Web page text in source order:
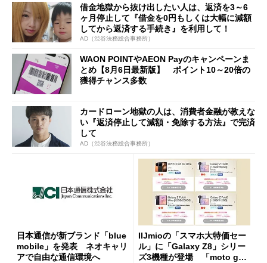
借金地獄から抜け出したい人は、返済を3～6
ヶ月停止して『借金を0円もしくは大幅に減額
してから返済する手続き』を利用して！
AD（渋谷法務総合事務所）
WAON POINTやAEON Payのキャンペーンま
とめ【8月6日最新版】 ポイント10～20倍の
獲得チャンス多数
カードローン地獄の人は、消費者金融が教えな
い『返済停止して減額・免除する方法』で完済
して
AD（渋谷法務総合事務所）
日本通信が新ブランド「blue
mobile」を発表 ネオキャリ
アで自由な通信環境へ
IIJmioの「スマホ大特価セー
ル」に「Galaxy Z8」シリー
ズ3機種が登場 「moto g37